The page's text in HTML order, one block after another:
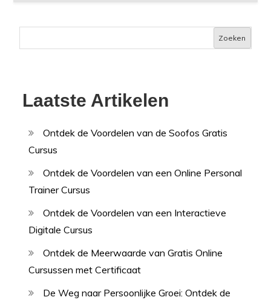
Zoeken
Laatste Artikelen
Ontdek de Voordelen van de Soofos Gratis
Cursus
Ontdek de Voordelen van een Online Personal
Trainer Cursus
Ontdek de Voordelen van een Interactieve
Digitale Cursus
Ontdek de Meerwaarde van Gratis Online
Cursussen met Certificaat
De Weg naar Persoonlijke Groei: Ontdek de